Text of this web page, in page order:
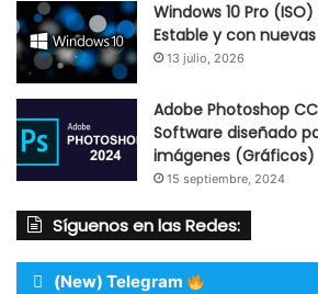
Windows 10 Pro
Estable y con
13 julio, 2026
Adobe Photoshop
Software diseñado
imágenes (Gráficos)
15 septiembre, 2024
Síguenos en las Redes:
(New) Telegram